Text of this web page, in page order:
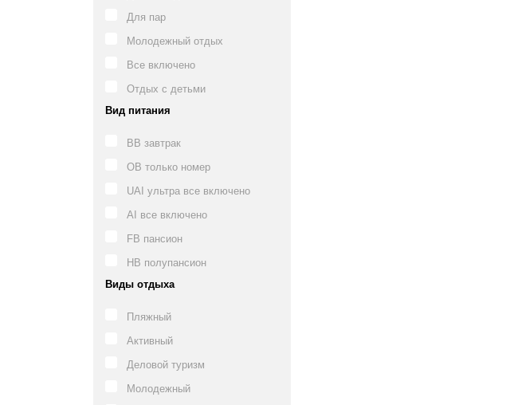
Для пар
Молодежный отдых
Все включено
Отдых с детьми
Вид питания
BB завтрак
OB только номер
UAI ультра все включено
AI все включено
FB пансион
HB полупансион
Виды отдыха
Пляжный
Активный
Деловой туризм
Молодежный